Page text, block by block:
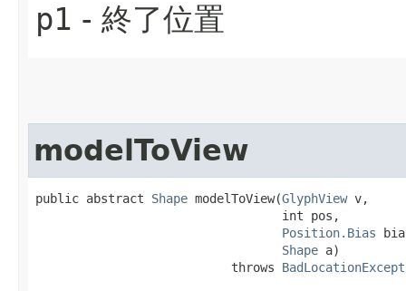
p1 - 終了位置
modelToView
public abstract Shape modelToView​(GlyphView v,
                                  int pos,
Position.Bias
Shape a)
                           throws